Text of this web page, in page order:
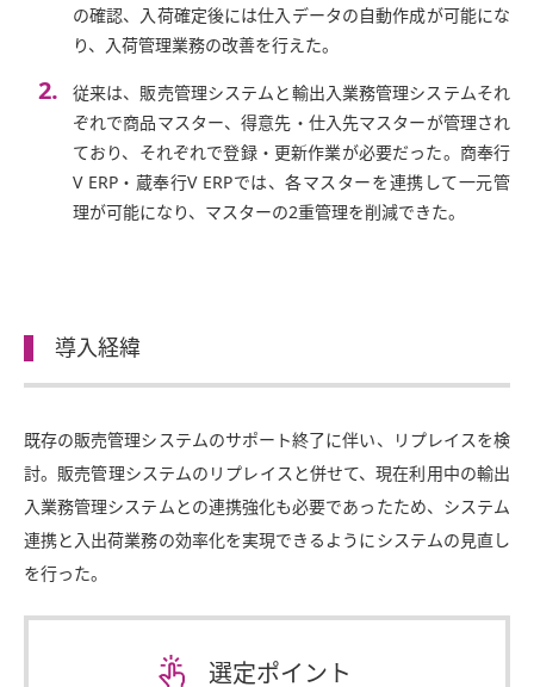
の確認、入荷確定後には仕入データの自動作成が可能にな
り、入荷管理業務の改善を行えた。
従来は、販売管理システムと輸出入業務管理システムそれ
ぞれで商品マスター、得意先・仕入先マスターが管理され
ており、それぞれで登録・更新作業が必要だった。商奉行
V ERP・蔵奉行V ERPでは、各マスターを連携して一元管
理が可能になり、マスターの2重管理を削減できた。
導入経緯
既存の販売管理システムのサポート終了に伴い、リプレイスを検
討。販売管理システムのリプレイスと併せて、現在利用中の輸出
入業務管理システムとの連携強化も必要であったため、システム
連携と入出荷業務の効率化を実現できるようにシステムの見直し
を行った。
選定ポイント